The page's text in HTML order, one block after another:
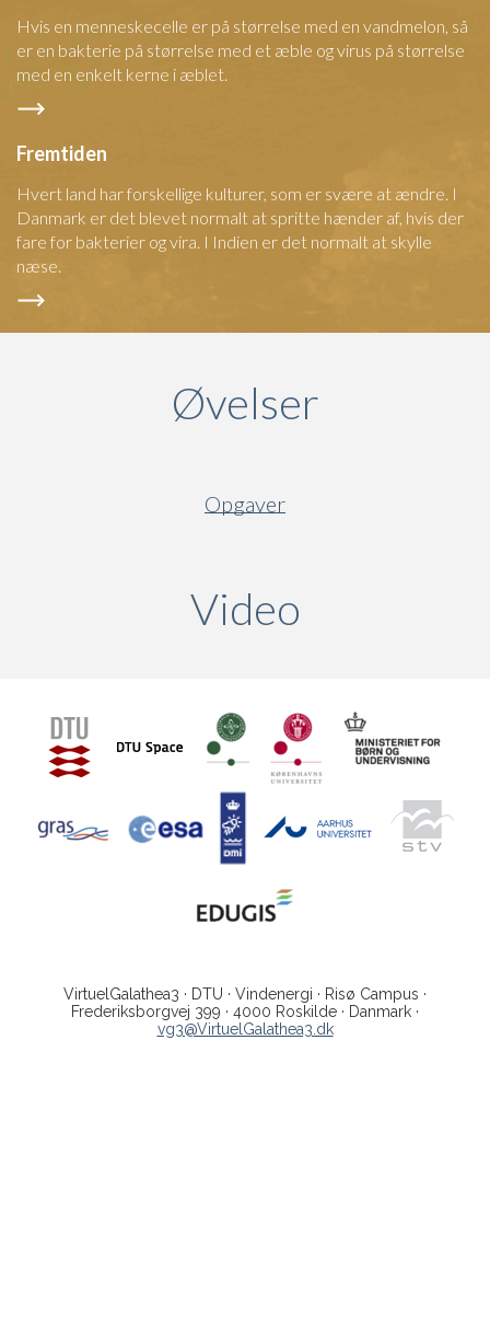
Hvis en menneskecelle er på størrelse med en vandmelon, så
er en bakterie på størrelse med et æble og virus på størrelse
med en enkelt kerne i æblet.
Fremtiden
Hvert land har forskellige kulturer, som er svære at ændre. I
Danmark er det blevet normalt at spritte hænder af, hvis der
fare for bakterier og vira. I Indien er det normalt at skylle
næse.
Øvelser
Opgaver
Video
VirtuelGalathea3 · DTU · Vindenergi · Risø Campus ·
Frederiksborgvej 399 · 4000 Roskilde · Danmark ·
vg3@VirtuelGalathea3.dk